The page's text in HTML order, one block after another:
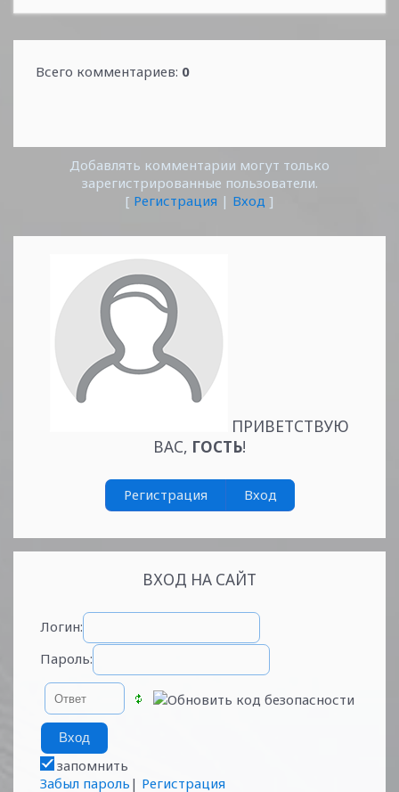
Всего комментариев: 0
Добавлять комментарии могут только
зарегистрированные пользователи.
[ Регистрация | Вход ]
ПРИВЕТСТВУЮ
ВАС, ГОСТЬ!
Регистрация Вход
ВХОД НА САЙТ
Логин:
Пароль:
запомнить
Забыл пароль | Регистрация